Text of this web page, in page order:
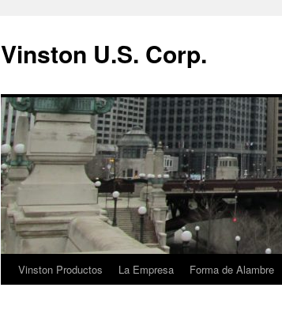
Vinston U.S. Corp.
Saltar
Vinston Productos La Empresa Forma de Alambre